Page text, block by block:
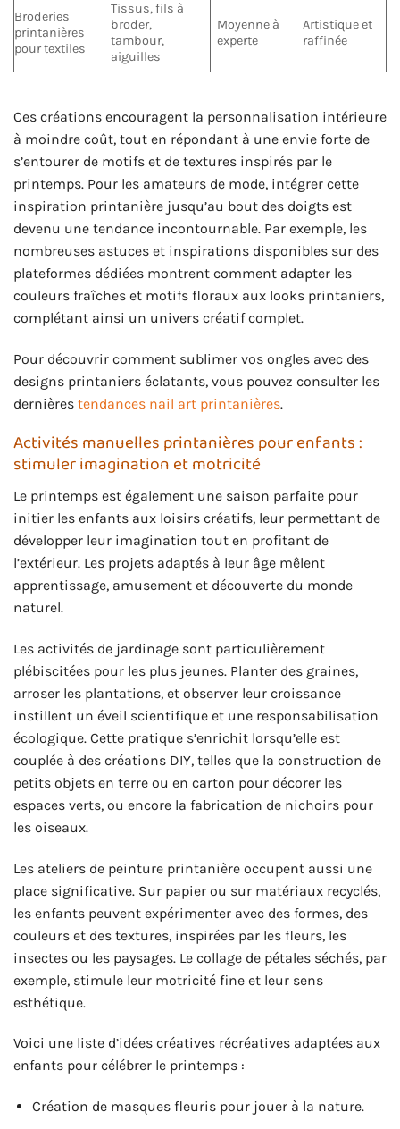
Broderies
printanières
pour textiles
Tissus, fils à
broder,
tambour,
aiguilles
Moyenne à
experte
Artistique et
raffinée
Ces créations encouragent la personnalisation intérieure
à moindre coût, tout en répondant à une envie forte de
s’entourer de motifs et de textures inspirés par le
printemps. Pour les amateurs de mode, intégrer cette
inspiration printanière jusqu’au bout des doigts est
devenu une tendance incontournable. Par exemple, les
nombreuses astuces et inspirations disponibles sur des
plateformes dédiées montrent comment adapter les
couleurs fraîches et motifs floraux aux looks printaniers,
complétant ainsi un univers créatif complet.
Pour découvrir comment sublimer vos ongles avec des
designs printaniers éclatants, vous pouvez consulter les
dernières tendances nail art printanières.
Activités manuelles printanières pour enfants :
stimuler imagination et motricité
Le printemps est également une saison parfaite pour
initier les enfants aux loisirs créatifs, leur permettant de
développer leur imagination tout en profitant de
l’extérieur. Les projets adaptés à leur âge mêlent
apprentissage, amusement et découverte du monde
naturel.
Les activités de jardinage sont particulièrement
plébiscitées pour les plus jeunes. Planter des graines,
arroser les plantations, et observer leur croissance
instillent un éveil scientifique et une responsabilisation
écologique. Cette pratique s’enrichit lorsqu’elle est
couplée à des créations DIY, telles que la construction de
petits objets en terre ou en carton pour décorer les
espaces verts, ou encore la fabrication de nichoirs pour
les oiseaux.
Les ateliers de peinture printanière occupent aussi une
place significative. Sur papier ou sur matériaux recyclés,
les enfants peuvent expérimenter avec des formes, des
couleurs et des textures, inspirées par les fleurs, les
insectes ou les paysages. Le collage de pétales séchés, par
exemple, stimule leur motricité fine et leur sens
esthétique.
Voici une liste d’idées créatives récréatives adaptées aux
enfants pour célébrer le printemps :
Création de masques fleuris pour jouer à la nature.